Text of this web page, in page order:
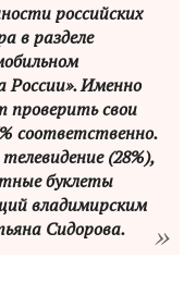
российских
в разделе
Именно
проверить свои
соответственно.
(28%),
буклеты
владимирским
Сидорова.